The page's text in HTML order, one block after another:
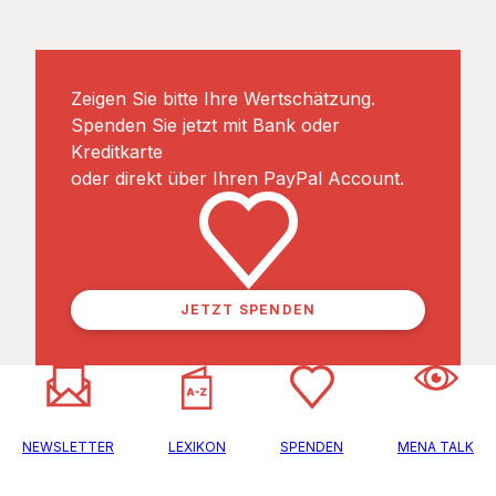
Zeigen Sie bitte Ihre Wertschätzung.
Spenden Sie jetzt mit Bank oder
Kreditkarte
oder direkt über Ihren PayPal Account.
JETZT SPENDEN
NEWSLETTER LEXIKON SPENDEN MENA TALK